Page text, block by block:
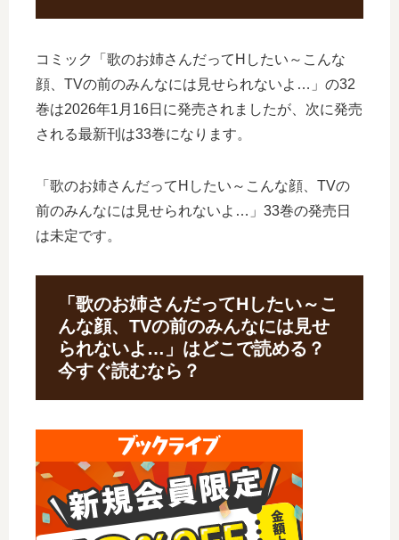
コミック「歌のお姉さんだってHしたい～こんな
顔、TVの前のみんなには見せられないよ…」の32
巻は2026年1月16日に発売されましたが、次に発売
される最新刊は33巻になります。
「歌のお姉さんだってHしたい～こんな顔、TVの
前のみんなには見せられないよ…」33巻の発売日
は未定です。
「歌のお姉さんだってHしたい～こ
んな顔、TVの前のみんなには見せ
られないよ…」はどこで読める？
今すぐ読むなら？